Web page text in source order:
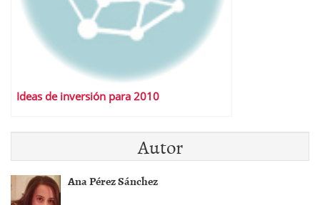
Ideas de inversión para 2010
Autor
Ana Pérez Sánchez